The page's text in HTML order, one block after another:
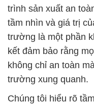
trình sản xuất an
tầm nhìn và giá trị
trường là một phần
kết đảm bảo rằng
không chỉ an toàn
trường xung quanh.
Chúng tôi hiểu rõ